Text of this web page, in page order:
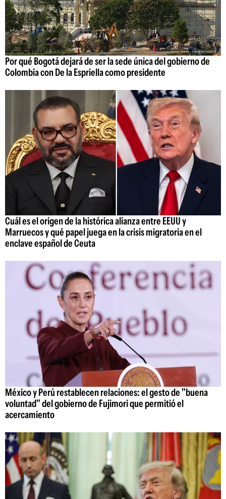
Por qué Bogotá dejará de ser la sede única del gobierno de
Colombia con De la Espriella como presidente
Cuál es el origen de la histórica alianza entre EEUU y
Marruecos y qué papel juega en la crisis migratoria en el
enclave español de Ceuta
México y Perú restablecen relaciones: el gesto de "buena
voluntad" del gobierno de Fujimori que permitió el
acercamiento